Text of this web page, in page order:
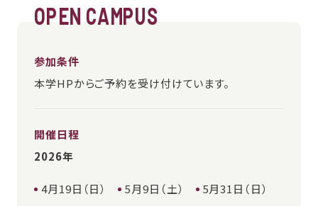
OPEN CAMPUS
参加条件
本学HPからご予約を受け付けています。
開催日程
2026年
4月19日（日） 5月9日（土）
5月31日（日）